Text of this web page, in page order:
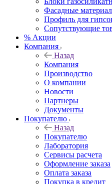
Фасадные
Профиль для
Сопутствующие
% Акции
Компания
Назад
Компания
Производство
О компании
Новости
Партнеры
Документы
Покупателю
Назад
Покупателю
Лаборатория
Сервисы расчета
Оформление заказа
Оплата заказа
Покупка в кредит